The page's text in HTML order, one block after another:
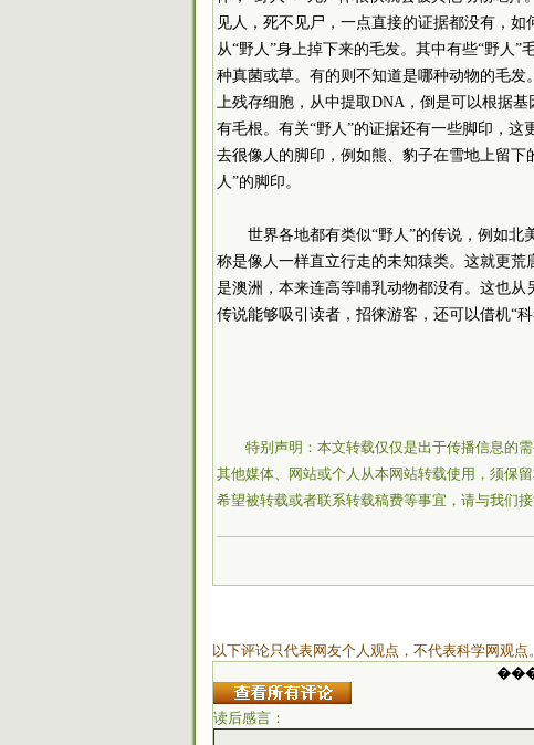
见人，死不见尸，一点直接的证据都没有，
从“野人”身上掉下来的毛发。其中有些“野人
种真菌或草。有的则不知道是哪种动物的毛
上残存细胞，从中提取DNA，倒是可以根据
有毛根。有关“野人”的证据还有一些脚印，
去很像人的脚印，例如熊、豹子在雪地上留
人”的脚印。
世界各地都有类似“野人”的传说，例如北
称是像人一样直立行走的未知猿类。这就更
是澳洲，本来连高等哺乳动物都没有。这也从
传说能够吸引读者，招徕游客，还可以借机“
特别声明：本文转载仅仅是出于传播信息的
其他媒体、网站或个人从本网站转载使用，须保
希望被转载或者联系转载稿费等事宜，请与我们接
以下评论只代表网友个人观点，不代表科学网观点
读后感言：